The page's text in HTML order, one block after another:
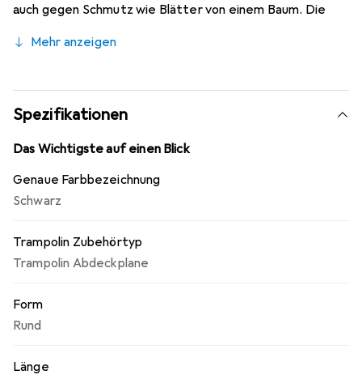
auch gegen Schmutz wie Blätter von einem Baum. Die
dem Trampolin stehen bleibt. Stabil, schön und einfach.
gefertigt und haben dadurch eine extra luxuriöse
Ausstrahlung im Vergleich zu anderen Abdeckplanen. Du
kannst die Abdeckplane einfach und stabil mit dem
Gummizug am Trampolin befestigen. In kürzester Zeit ist
Schutz und erhöhe die Lebensdauer deines Trampolins
mit den Premium Abdeckplanen von Exit Toys.
Mehr anzeigen
Spezifikationen
Das Wichtigste auf einen Blick
Genaue Farbbezeichnung
Schwarz
Trampolin Zubehörtyp
Trampolin Abdeckplane
Form
Rund
Länge